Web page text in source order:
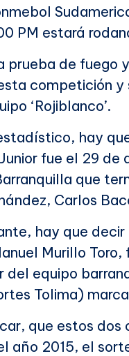
PM estará
prueba de
competición
‘Rojiblanco’.
hay
fue el 29
que
Carlos
hay que
Murillo
equipo
Tolima)
que estos dos
año 2015, el